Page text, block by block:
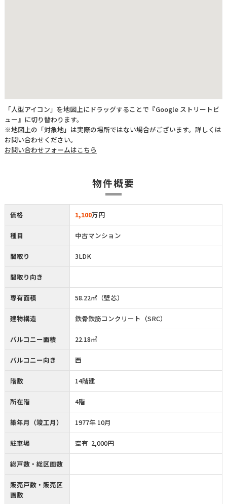
「人型アイコン」を地図上にドラッグすることで『Google ストリートビ
ュー』に切り替わります。
※地図上の「対象地」は実際の場所ではない場合がございます。詳しくは
お問い合わせください。
お問い合わせフォームはこちら
物件概要
価格 1,100万円
種目 中古マンション
間取り 3LDK
間取り向き
専有面積 58.22㎡（壁芯）
建物構造 鉄骨鉄筋コンクリート（SRC）
バルコニー面積 22.18㎡
バルコニー向き 西
階数 14階建
所在階 4階
築年月（竣工月） 1977年 10月
駐車場 空有 2,000円
総戸数・総区画数
販売戸数・販売区
画数